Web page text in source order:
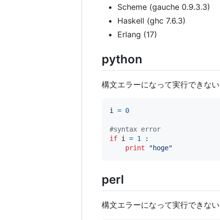
Scheme (gauche 0.9.3.3)
Haskell (ghc 7.6.3)
Erlang (17)
python
構文エラーになって実行できな
i = 0
#syntax error
if i = 1
:
print
"hoge"
perl
構文エラーになって実行できな